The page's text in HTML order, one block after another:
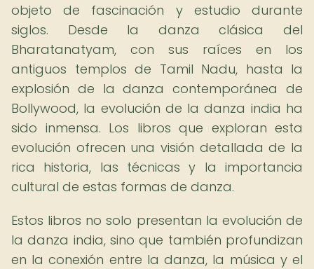
objeto de fascinación y estudio durante
siglos. Desde la danza clásica del
Bharatanatyam, con sus raíces en los
antiguos templos de Tamil Nadu, hasta la
explosión de la danza contemporánea de
Bollywood, la evolución de la danza india ha
sido inmensa. Los libros que exploran esta
evolución ofrecen una visión detallada de la
rica historia, las técnicas y la importancia
cultural de estas formas de danza.
Estos libros no solo presentan la evolución de
la danza india, sino que también profundizan
en la conexión entre la danza, la música y el